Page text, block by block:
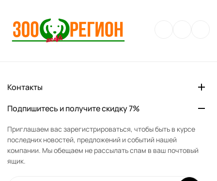
Контакты
Подпишитесь и получите скидку 7%
Приглашаем вас зарегистрироваться, чтобы быть в курсе
последних новостей, предложений и событий нашей
компании. Мы обещаем не рассылать спам в ваш почтовый
ящик.